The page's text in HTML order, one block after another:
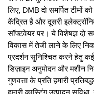
लिए, DMB दो समर्पित टीमों
केंद्रित है और दूसरी
सॉफ्टवेयर पर। ये विशेषज्ञ दो
विकास में तेजी लाने के लिए
प्रदर्शन सुनिश्चित करने हेतु
डिज़ाइन अनुमोदन और मशीन
गुणवत्ता के प्रति हमारी